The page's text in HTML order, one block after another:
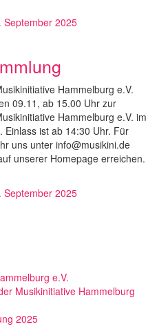
September 2025
Hammelburg e.V.
09.11, ab 15.00 Uhr zur
Hammelburg e.V. im
Einlass ist ab 14:30 Uhr. Für
uns unter info@musikini.de
unserer Homepage erreichen.
September 2025
e.V.
Musikinitiative Hammelburg
2025